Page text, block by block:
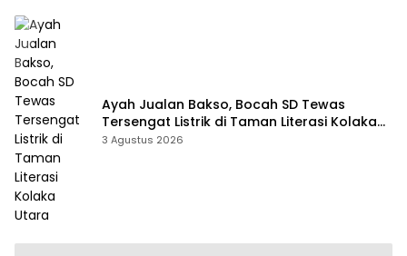
Ayah Jualan Bakso, Bocah SD Tewas
Tersengat Listrik di Taman Literasi Kolaka
Utara
3 Agustus 2026